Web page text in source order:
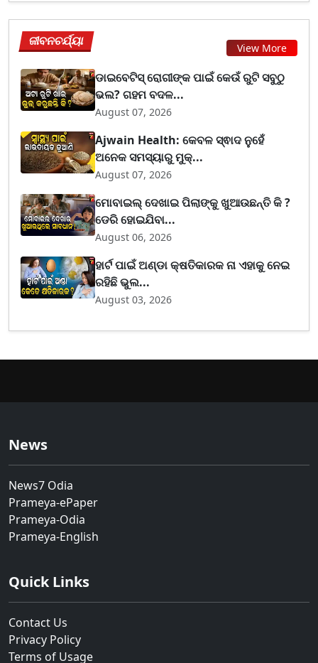
ଜୀବନଚର୍ଯ୍ୟା View More
ଡାଇବେଟିସ୍ ରୋଗୀଙ୍କ ପାଇଁ କେଉଁ ରୁଟି ସବୁଠୁ
ଭଲ? ଗହମ ବଦଳ...
August 07, 2026
Ajwain Health: କେବଳ ସ୍ଵାଦ ନୁହେଁ
ଅନେକ ସମସ୍ୟାରୁ ମୁକ୍...
August 07, 2026
ମୋବାଇଲ୍ ଦେଖାଇ ପିଲାଙ୍କୁ ଖୁଆଉଛନ୍ତି କି ?
ଡେରି ହୋଇଯିବା...
August 06, 2026
ହାର୍ଟ ପାଇଁ ଅଣ୍ଡା କ୍ଷତିକାରକ ନା ଏହାକୁ ନେଇ
ରହିଛି ଭୁଲ...
August 03, 2026
News
News7 Odia
Prameya-ePaper
Prameya-Odia
Prameya-English
Quick Links
Contact Us
Privacy Policy
Terms of Usage